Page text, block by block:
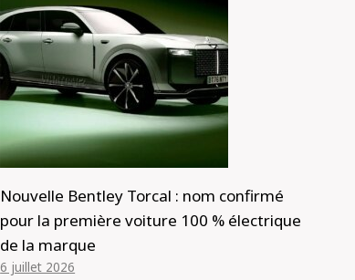
Nouvelle Bentley Torcal : nom confirmé
pour la première voiture 100 % électrique
de la marque
6 juillet 2026